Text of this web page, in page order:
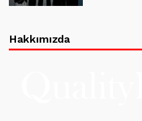
Hakkımızda